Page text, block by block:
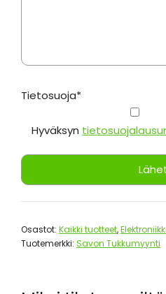
Tietosuoja*
Hyväksyn
Osastot: Kaikki tuotteet,
Tuotemerkki: Savon Tukkumyynti